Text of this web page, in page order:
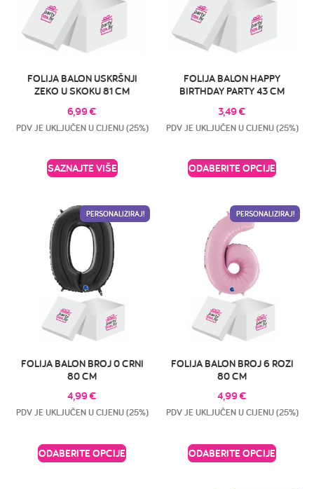
FOLIJA BALON USKRŠNJI
ZEKO U SKOKU 81 CM
6,99€
PDV JE UKLJUČEN U CIJENU (25%)
SAZNAJTE VIŠE
FOLIJA BALON HAPPY
BIRTHDAY PARTY 43 CM
3,49€
PDV JE UKLJUČEN U CIJENU (25%)
ODABERITE OPCIJE
PERSONALIZIRAJ!
FOLIJA BALON BROJ 0 CRNI
80 CM
4,99€
PDV JE UKLJUČEN U CIJENU (25%)
ODABERITE OPCIJE
PERSONALIZIRAJ!
FOLIJA BALON BROJ 6 ROZI
80 CM
4,99€
PDV JE UKLJUČEN U CIJENU (25%)
ODABERITE OPCIJE